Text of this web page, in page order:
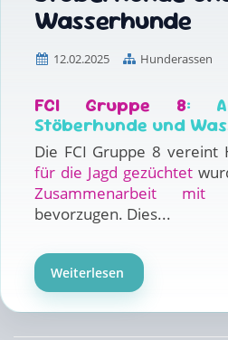
Wasserhunde
12.02.2025 Hunderassen
FCI Gruppe 8:
Stöberhunde und
Die FCI Gruppe 8 vereint
für die Jagd gezüchtet
Zusammenarbeit mit
bevorzugen. Dies...
Weiterlesen